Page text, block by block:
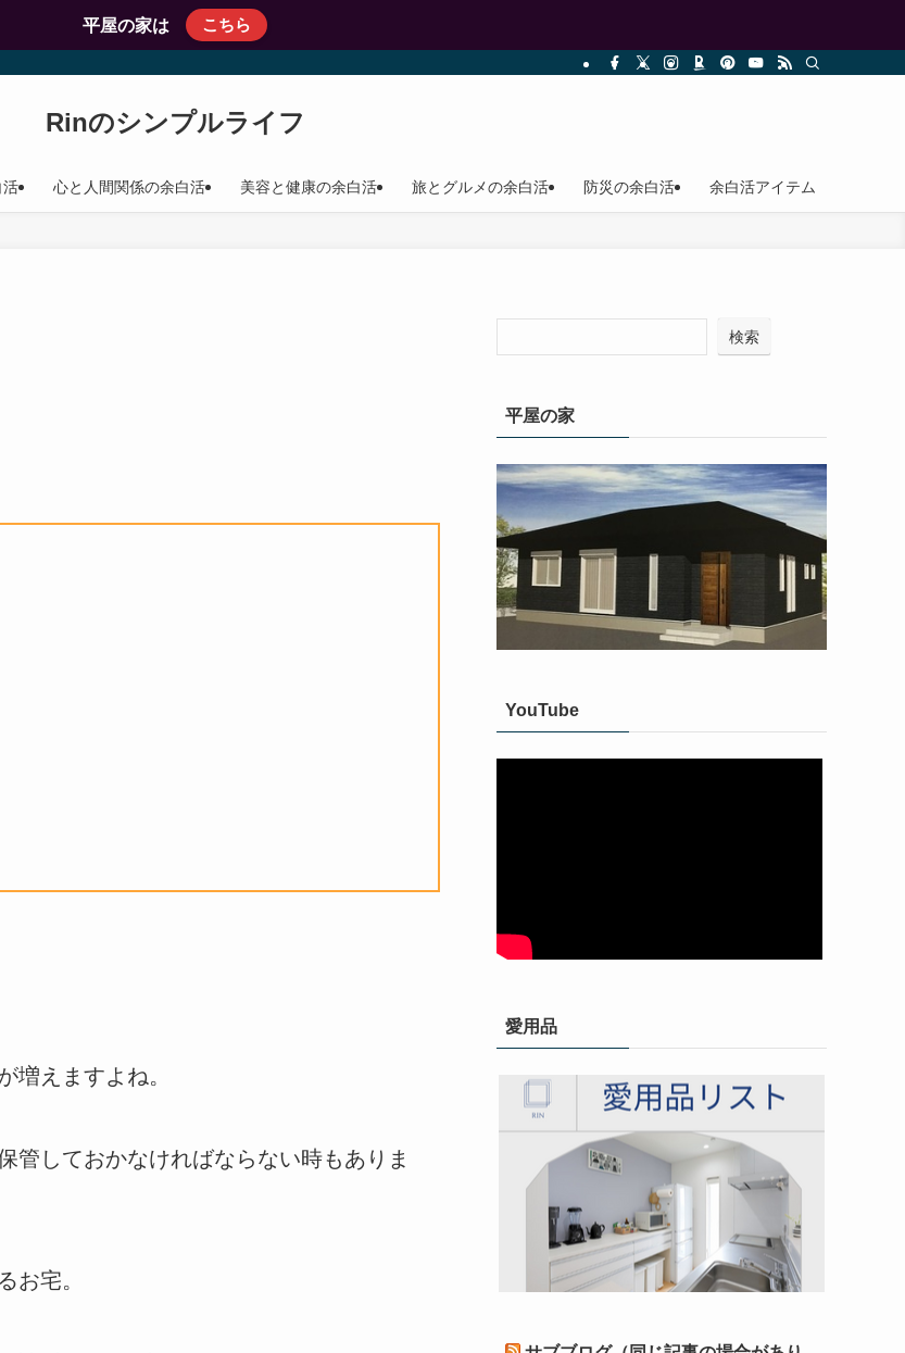
平屋の家は こちら
Rinのシンプルライフ
活 心と人間関係の余白活 美容と健康の余白活 旅とグルメの余白活 防災の余白活 余白活アイテム
増えますよね。
管しておかなければならない時もありま
お宅。
検索
平屋の家
YouTube
愛用品